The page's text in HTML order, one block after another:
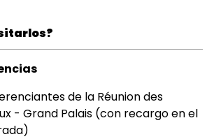
de la Réunion des
- Grand Palais (con recargo en el